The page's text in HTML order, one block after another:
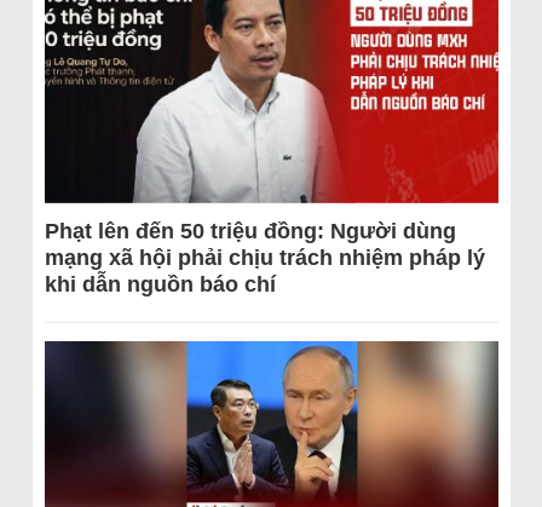
Phạt lên đến 50 triệu đồng: Người dùng
mạng xã hội phải chịu trách nhiệm pháp lý
khi dẫn nguồn báo chí